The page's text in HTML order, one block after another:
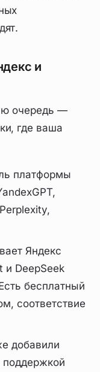
и
очередь —
где ваша
платформы
Яндекс
и DeepSeek
бесплатный
соответствие
добавили
поддержкой